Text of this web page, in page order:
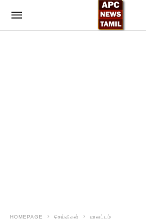
HOMEPAGE செய்திகள் மாவட்டம்